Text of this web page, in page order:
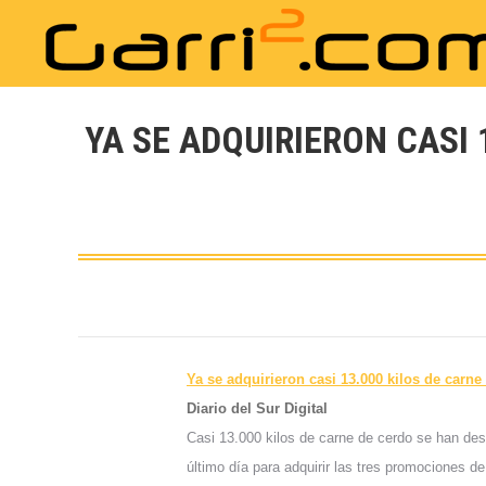
YA SE ADQUIRIERON
Ya se adquirieron casi 13.000 kilos de
Diario del Sur Digital
Casi 13.000 kilos de carne de cerdo se han
último día para adquirir las tres promociones